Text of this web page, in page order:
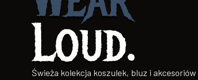
Loud.
Świeża kolekcja koszulek, bluz i